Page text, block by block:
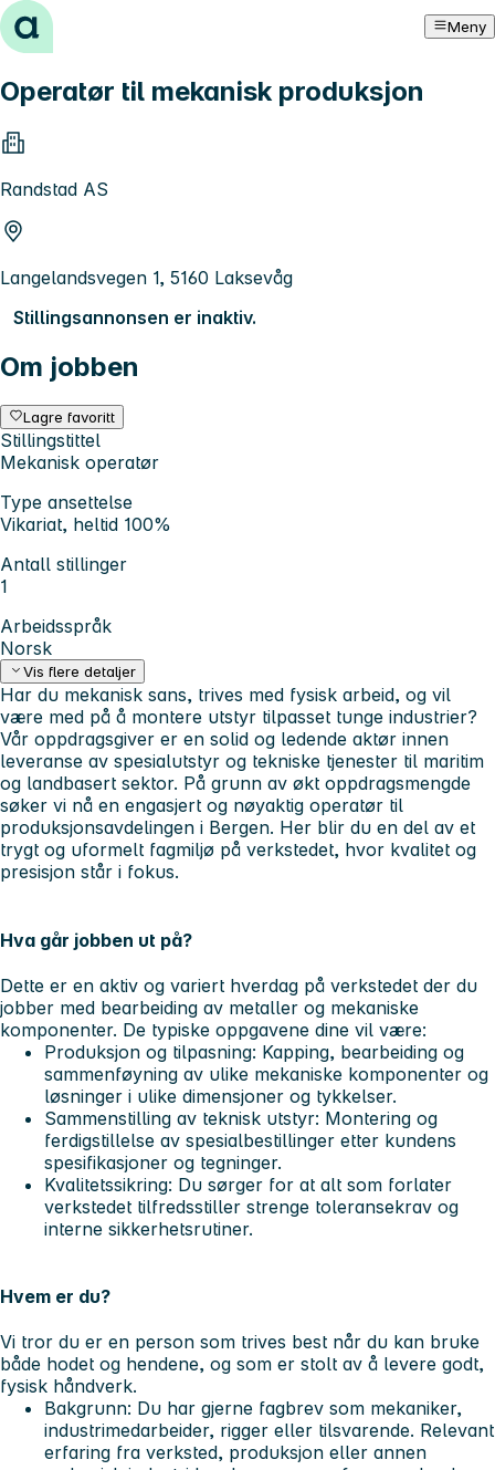
Hopp til innhold Meny
Operatør til mekanisk produksjon
Randstad AS
Langelandsvegen 1, 5160 Laksevåg
Stillingsannonsen er inaktiv.
Om jobben
Lagre favoritt
Stillingstittel
Mekanisk operatør
Type ansettelse
Vikariat, heltid 100%
Antall stillinger
1
Arbeidsspråk
Norsk
Vis flere detaljer
Har du mekanisk sans, trives med fysisk arbeid, og vil
være med på å montere utstyr tilpasset tunge industrier?
Vår oppdragsgiver er en solid og ledende aktør innen
leveranse av spesialutstyr og tekniske tjenester til maritim
og landbasert sektor. På grunn av økt oppdragsmengde
søker vi nå en engasjert og nøyaktig operatør til
produksjonsavdelingen i Bergen. Her blir du en del av et
trygt og uformelt fagmiljø på verkstedet, hvor kvalitet og
presisjon står i fokus.
Hva går jobben ut på?
Dette er en aktiv og variert hverdag på verkstedet der du
jobber med bearbeiding av metaller og mekaniske
komponenter. De typiske oppgavene dine vil være:
Produksjon og tilpasning: Kapping, bearbeiding og
sammenføyning av ulike mekaniske komponenter og
løsninger i ulike dimensjoner og tykkelser.
Sammenstilling av teknisk utstyr: Montering og
ferdigstillelse av spesialbestillinger etter kundens
spesifikasjoner og tegninger.
Kvalitetssikring: Du sørger for at alt som forlater
verkstedet tilfredsstiller strenge toleransekrav og
interne sikkerhetsrutiner.
Hvem er du?
Vi tror du er en person som trives best når du kan bruke
både hodet og hendene, og som er stolt av å levere godt,
fysisk håndverk.
Bakgrunn: Du har gjerne fagbrev som mekaniker,
industrimedarbeider, rigger eller tilsvarende. Relevant
erfaring fra verksted, produksjon eller annen